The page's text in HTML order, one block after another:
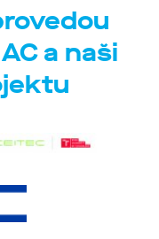
a naši